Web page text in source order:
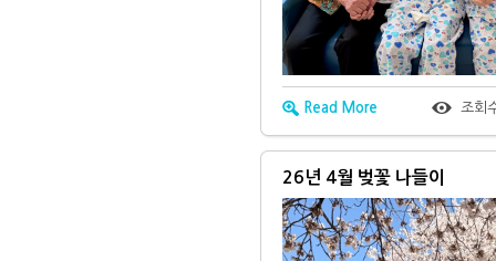
Read More 조회
26년 4월 벚꽃 나들이